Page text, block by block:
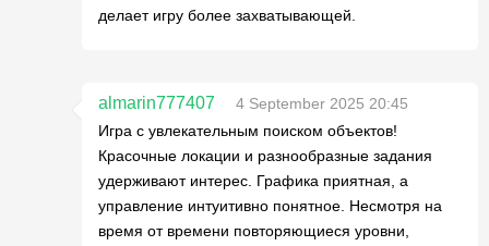
делает игру более захватывающей.
almarin777407
4 September 2025 20:45
Игра с увлекательным поиском объектов!
Красочные локации и разнообразные задания
удерживают интерес. Графика приятная, а
управление интуитивно понятное. Несмотря на
время от времени повторяющиеся уровни,